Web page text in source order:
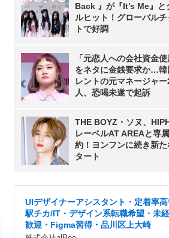
Back 』が『It’s Me』と
ルヒット！グローバル
トで好調
「元恋人への会社資金使
をネタに金銭要求か…韓
レントの元マネージャー
人、恐喝未遂で起訴
THE BOYZ・ソヌ、
レーベルAT AREAと専
約！ヨンフンに続き新た
タート
UIデザイナーアシスタント・定着率
駅チカ/IT・デザイン系転職希望・未
歓迎・Figma習得・品川区上大崎